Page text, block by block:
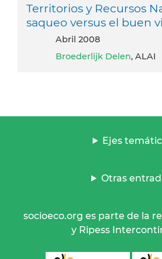
Territorios y Recursos
saqueo versus el buen
abril 2008
Broederlijk Delen, ALAI
Ejes
Otras
socioeco.org es parte de la
y Ripess